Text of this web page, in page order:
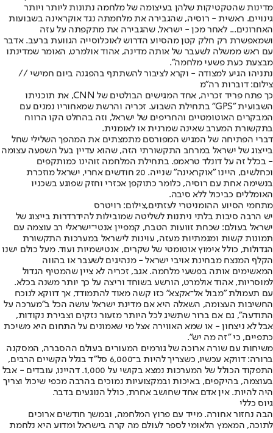
מדינות שהטקטיקות שלהן בעיצומה של מלחמה נתונות ליותר ויותר
גינויים. ראשית - רוסיה, שהגבירה את מלחמתה נגד אוקראינה בשבועות
האחרונים... לאחר מכן - ישראל, שהגבירה את מתקפתה על עזה
ושמאפשרת רק חלק קטן מהסיוע הדרוש לאוכלוסייה הגוועת ברעב. אדבר
עם ראש ממשלה לשעבר של אותה מדינה, אהוד אולמרט, האומר שמדינתו
מבצעת כעת פשעי מלחמה".
נתניהו הגיע למצודה - וקרא לציבור להשתתף בהפגנה ביום חמישי //
צילום: דוברות רה"מ
כך פתח פריד זכריה, אחד המגישים הבולטים של CNN, את תוכניתו
השבועית "GPS" בתחילת השבוע. זכריה והרשת שמאחוריו נמנים עם
המבקרים האוטומטיים והחריפים של ישראל, וזה בהחלט הקו הרווח
בתקשורת המערב שאינה שמרנית או לאומנית.
דברי הפתיחה של המגיש המפורסם מתמצתים את המהפך השלילי שחל
בייצוג של ישראל במרחב התקשורתי הזה, שהוא עדיין בעל השפעה עצומה
- בכלל זה על דונלד טראמפ. בתחילת המלחמה זוהינו כמותקפים
וכחלשים, היינו "אוקראינה" שנייה. 20 חודשים אחרי, ישראל מוזכרת
בנשימה אחת עם רוסיה, כלומר כתוקפן אכזרי וחזק שפוגע בשכניו
האומללים כביכול ללא סיבה.
מתחמי הסיוע ההומניטרי לעזתים,צילום: רויטרס
יש הרבה סיבות בלתי ניתנות לשליטה שמובילות להידרדרות בייצוג של
ישראל בעולם: שכחת זוועות הטבח, קמפיין אנטי־ישראלי רב עוצמה עם
תמונות קשות ומגמתיות מעזה, עוינות לישראל במערכות התקשורת
הגדולות, כולל אימוץ אוטומטי של שקרים, אנטישמיות ועוד. מעל כולם ישנו
הקלף המנצח מבחינת אויבי ישראל - מנהיגים לשעבר או בהווה
המאשימים אותה בפשעי מלחמה. אגב, זכריה לא ציין שהמטיף הגדול
למוסריות, אהוד אולמרט, הורשע בשוחד וריצה על כך יותר משנה בכלא.
עם תעמולת "מבול אל־אקצא" כזו קשה מאוד להתמודד, אך דווקא לנוכח
החשיבות העצומה, השאלה היא אם מדינת ישראל עושה הכל ב"מערכה על
התודעה", גם אם ברור שתשיג לכל היותר מזעור נזקים וצבירת נקודות,
אבל לא ניצחון - או שמא האווירה אצל מי שאמונים על התחום היא משיכת
כתפיים, כי "זה מה יש".
משיחות עם שורה ארוכה של גורמים המעורים בעולם ההסברה, המסקנה
ברורה: דווקא עכשיו, כשצריך להיות ב־6,000 סל"ד בגלל הקשיים הרבים,
התפקוד הכולל של המערכות נמצא בקושי על 1,000. דהיינו, עובדים - אבל
בעוצמה, בהיקפים, באיכות ובמקצועיות נמוכים בהרבה מכפי שיכול וצריך
היה להיות. אין אדם אחד שחושב אחרת, כולל הנוגעים בדבר.
גיוס כללי
הבה נחזור אחורה. מייד עם פרוץ המלחמה, ובמשך חודשים ארוכים
לתוכה, המאמץ הלאומי לספר לעולם מה קרה בישראל ומדוע היא נלחמת